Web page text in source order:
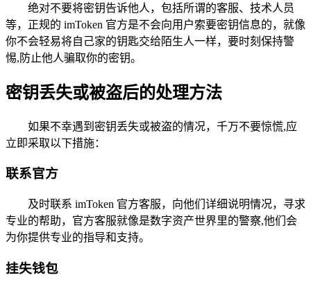
绝对不要将密钥告诉他人，包括所谓的客服、技术人员
等，正规的 imToken 官方是不会向用户索要密钥信息的，就像
你不会轻易将自己家的钥匙交给陌生人一样，要时刻保持警
惕,防止他人骗取你的密钥。
密钥丢失或被盗后的处理方法
如果不幸遇到密钥丢失或被盗的情况，千万不要惊慌,应
立即采取以下措施：
联系官方
及时联系 imToken 官方客服，向他们详细说明情况，寻求
专业的帮助，官方客服就像是数字资产世界里的警察,他们会
为你提供专业的指导和支持。
挂失钱包